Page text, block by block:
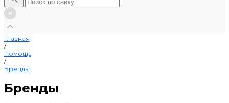
Главная
/
Помощь
/
Бренды
Бренды